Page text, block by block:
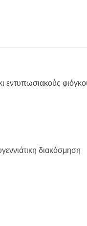
εντυπωσιακούς
διακόσμηση